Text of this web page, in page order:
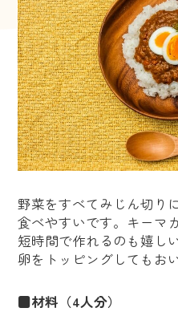
野菜をすべてみじん切り
食べやすいです。キーマ
短時間で作れるのも嬉し
卵をトッピングしてもお
■材料（4人分）